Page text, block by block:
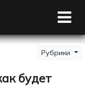
Рубрики
будет